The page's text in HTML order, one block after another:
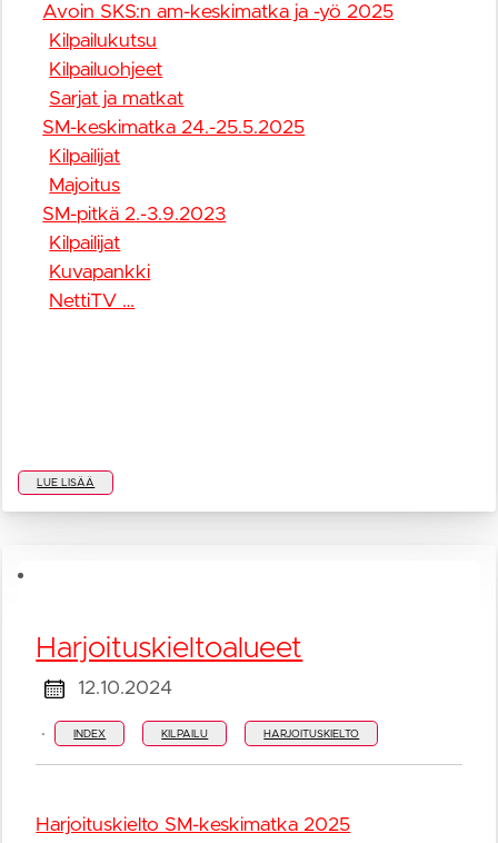
Avoin SKS:n am-keskimatka ja -yö 2025
Kilpailukutsu
Kilpailuohjeet
Sarjat ja matkat
SM-keskimatka 24.-25.5.2025
Kilpailijat
Majoitus
SM-pitkä 2.-3.9.2023
Kilpailijat
Kuvapankki
NettiTV …
LUE LISÄÄ
Harjoituskieltoalueet
12.10.2024
· INDEX KILPAILU HARJOITUSKIELTO
Harjoituskielto SM-keskimatka 2025